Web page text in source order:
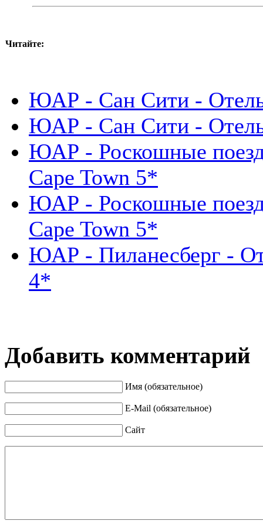
Читайте:
ЮАР - Сан Сити -
ЮАР - Сан Сити - Отель
ЮАР - Роскошные
Cape Town 5*
ЮАР - Роскошные
Cape Town 5*
ЮАР - Пиланесберг -
4*
Добавить комментарий
Имя (обязательное)
E-Mail (обязательное)
Сайт